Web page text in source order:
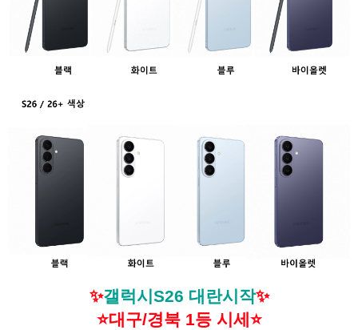
✨갤럭시S26 대란시작✨
⭐대구/경북 1등 시세⭐